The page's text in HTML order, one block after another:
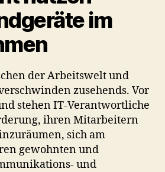
im
der Arbeitswelt und
zusehends. Vor
stehen IT-Verantwortliche
ihren Mitarbeitern
sich am
gewohnten und
und